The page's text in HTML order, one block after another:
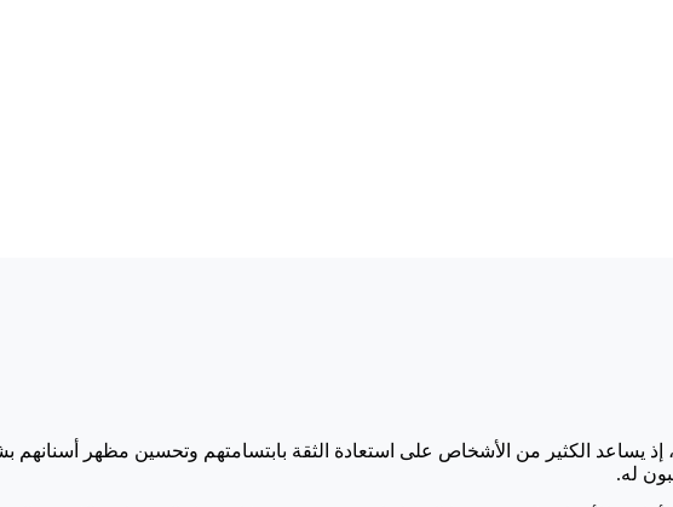
إذ يساعد الكثير من الأشخاص على استعادة الثقة بابتسامتهم وتحسين مظهر
له.